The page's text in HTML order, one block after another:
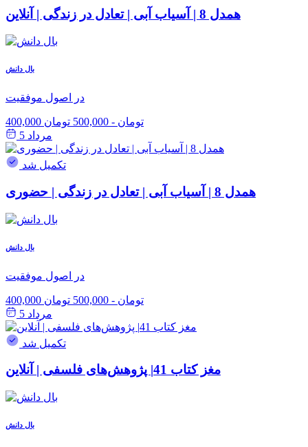
همدل 8 | آسیاب آبی | تعادل در زندگی | آنلاین
بال دانش
در اصول موفقیت
400,000 تومان - 500,000 تومان
مرداد 5
تکمیل شد
همدل 8 | آسیاب آبی | تعادل در زندگی | حضوری
بال دانش
در اصول موفقیت
400,000 تومان - 500,000 تومان
مرداد 5
تکمیل شد
مغز کتاب 41| پژوهش‌های فلسفی | آنلاین
بال دانش